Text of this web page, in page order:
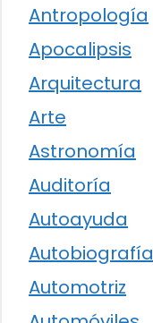
Antropología
Apocalipsis
Arquitectura
Arte
Astronomía
Auditoría
Autoayuda
Autobiografía
Automotriz